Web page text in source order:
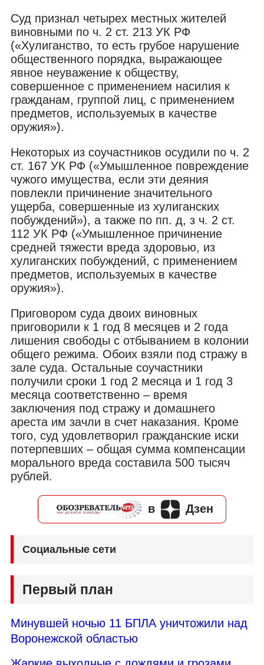
Суд признал четырех местных жителей
виновными по ч. 2 ст. 213 УК РФ
(«Хулиганство, то есть грубое нарушение
общественного порядка, выражающее
явное неуважение к обществу,
совершенное с применением насилия к
гражданам, группой лиц, с применением
предметов, используемых в качестве
оружия»).
Некоторых из соучастников осудили по ч. 2
ст. 167 УК РФ («Умышленное повреждение
чужого имущества, если эти деяния
повлекли причинение значительного
ущерба, совершенные из хулиганских
побуждений»), а также по пп. д, з ч. 2 ст.
112 УК РФ («Умышленное причинение
средней тяжести вреда здоровью, из
хулиганских побуждений, с применением
предметов, используемых в качестве
оружия»).
Приговором суда двоих виновных
приговорили к 1 год 8 месяцев и 2 года
лишения свободы с отбыванием в колонии
общего режима. Обоих взяли под стражу в
зале суда. Остальные соучастники
получили сроки 1 год 2 месяца и 1 год 3
месяца соответственно – время
заключения под стражу и домашнего
ареста им зачли в счет наказания. Кроме
того, суд удовлетворил гражданские иски
потерпевших – общая сумма компенсации
морального вреда составила 500 тысяч
рублей.
в Дзен
Социальные сети
Первый план
Минувшей ночью 11 БПЛА уничтожили над
Воронежской областью